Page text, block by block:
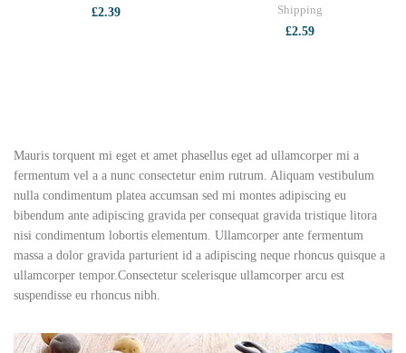
£2.39
Shipping
£2.59
Mauris torquent mi eget et amet phasellus eget ad ullamcorper mi a
fermentum vel a a nunc consectetur enim rutrum. Aliquam vestibulum
nulla condimentum platea accumsan sed mi montes adipiscing eu
bibendum ante adipiscing gravida per consequat gravida tristique litora
nisi condimentum lobortis elementum. Ullamcorper ante fermentum
massa a dolor gravida parturient id a adipiscing neque rhoncus quisque a
ullamcorper tempor.Consectetur scelerisque ullamcorper arcu est
suspendisse eu rhoncus nibh.